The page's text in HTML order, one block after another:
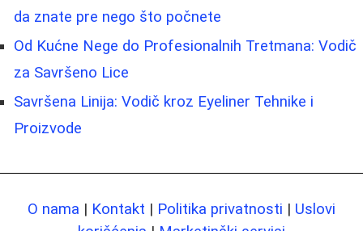
da znate pre nego što počnete
Od Kućne Nege do Profesionalnih Tretmana: Vodič
za Savršeno Lice
Savršena Linija: Vodič kroz Eyeliner Tehnike i
Proizvode
O nama | Kontakt | Politika privatnosti | Uslovi